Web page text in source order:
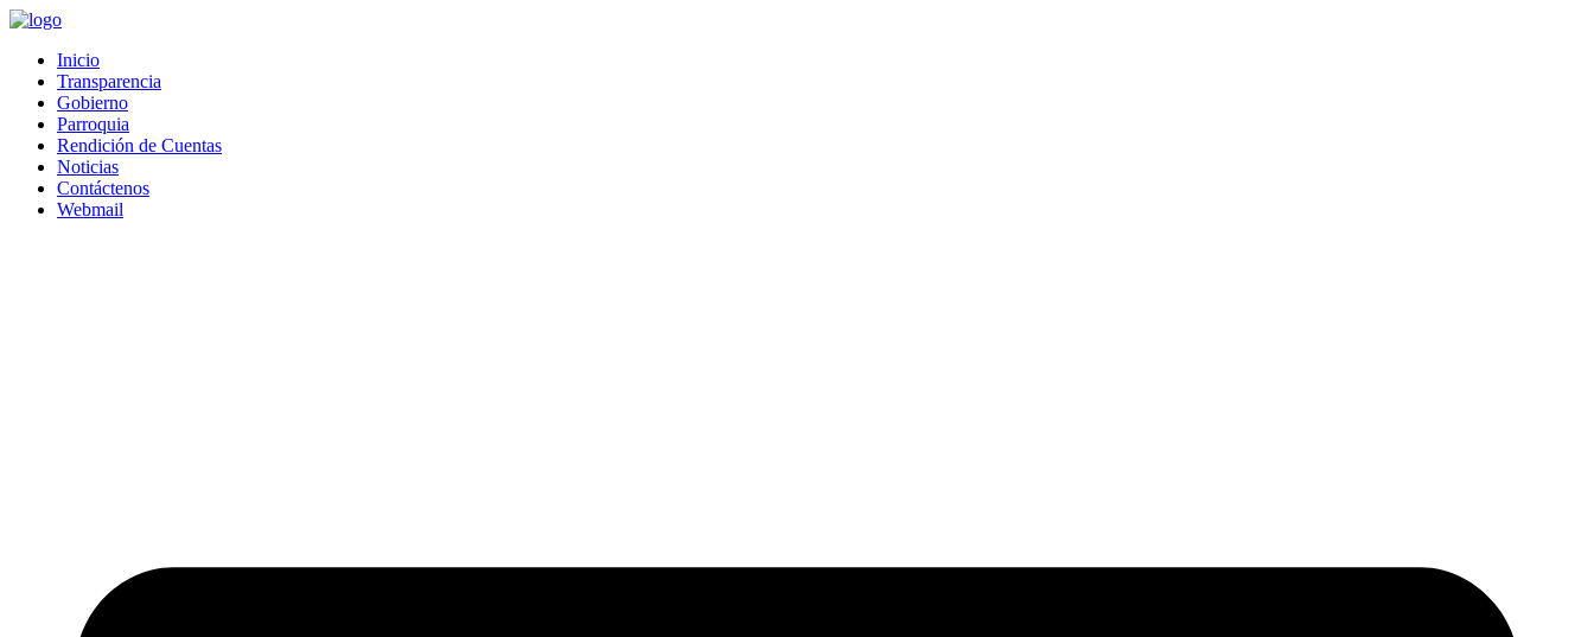
Saltar
contenido
Inicio
Transparencia
Gobierno
Parroquia
Rendición de Cuentas
Noticias
Contáctenos
Webmail